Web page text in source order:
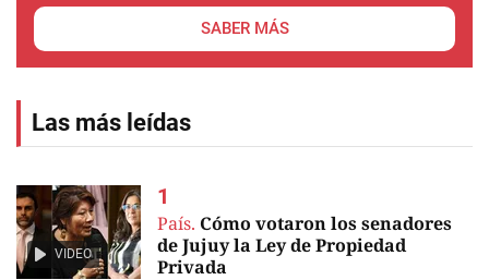
SABER MÁS
Las más leídas
VIDEO
País. Cómo votaron los senadores
de Jujuy la Ley de Propiedad
Privada